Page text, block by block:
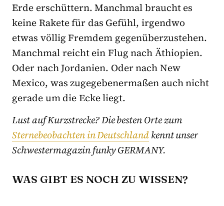
Erde erschüttern. Manchmal braucht es
keine Rakete für das Gefühl, irgendwo
etwas völlig Fremdem gegenüberzustehen.
Manchmal reicht ein Flug nach Äthiopien.
Oder nach Jordanien. Oder nach New
Mexico, was zugegebenermaßen auch nicht
gerade um die Ecke liegt.
Lust auf Kurzstrecke? Die besten Orte zum
Sternebeobachten in Deutschlandkennt unser
Schwestermagazin funky GERMANY.
WAS GIBT ES NOCH ZU WISSEN?